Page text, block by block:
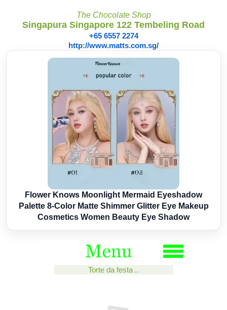
The Chocolate Shop
Singapura Singapore 122 Tembeling Road
+65 6557 2274
http://www.matts.com.sg/
Flower Knows Moonlight Mermaid Eyeshadow
Palette 8-Color Matte Shimmer Glitter Eye Makeup
Cosmetics Women Beauty Eye Shadow
Torte da festa ..